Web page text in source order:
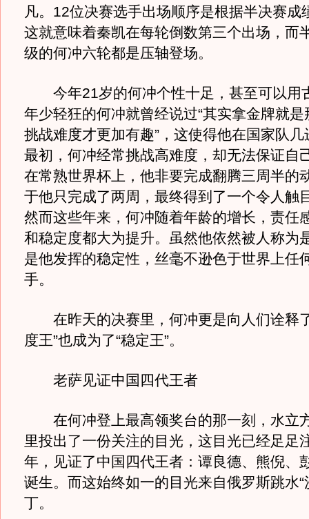
凡。12位决赛选手出场顺序是根据半决赛成
这就意味着秦凯在每轮倒数第三个出场，而
级的何冲六轮都是压轴登场。
今年21岁的何冲个性十足，甚至可以用
年少轻狂的何冲就曾经说过“其实拿金牌就
挑战难度才更加有趣”，这使得他在国家队
最初，何冲经常挑战高难度，却无法保证自
在常熟世界杯上，他非要完成翻腾三周半的
于他只完成了两周，最终得到了一个令人触
然而这些年来，何冲随着年龄的增长，责任
和稳定度都大为提升。虽然他依然被人称为
是他发挥的稳定性，丝毫不逊色于世界上任
手。
在昨天的决赛里，何冲更是向人们诠释
度王”也成为了“稳定王”。
老萨见证中国四代王者
在何冲登上最高领奖台的那一刻，水立
里投出了一份关注的目光，这目光已经足足
年，见证了中国四代王者：谭良德、熊倪、
诞生。而这始终如一的目光来自俄罗斯跳水
丁。